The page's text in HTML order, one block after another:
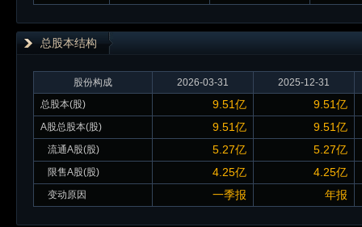
总股本结构
股份构成 2026-03-31
2025-12-31
总股本(股)
9.51亿 9.51亿
A股总股本(股) 9.51亿 9.51亿
流通A股(股) 5.27亿 5.27亿
限售A股(股) 4.25亿 4.25亿
变动原因 一季报 年报